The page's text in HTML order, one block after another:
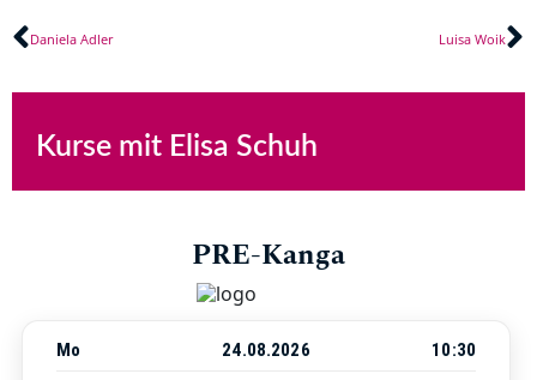
Zurück
Daniela Adler Luisa Woik
Kurse mit Elisa Schuh
PRE-Kanga
Mo 24.08.2026
10:30